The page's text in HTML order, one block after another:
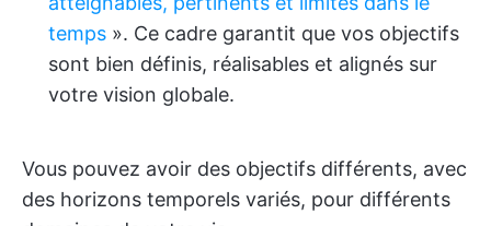
temps ». Ce cadre garantit que vos objectifs
sont bien définis, réalisables et alignés sur
votre vision globale.
Vous pouvez avoir des objectifs différents, avec
des horizons temporels variés, pour différents